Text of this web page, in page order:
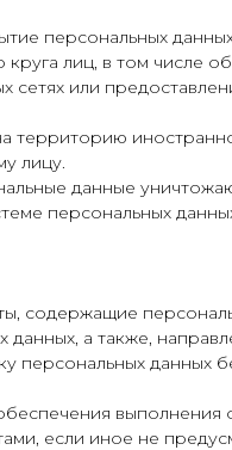
персональных
лиц, в том числе
или
территорию
лицу.
данные
персональных
содержащие
данных, а также,
данных
если иное не